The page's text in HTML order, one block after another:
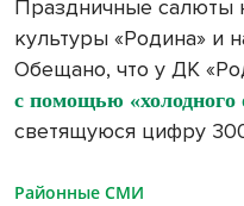
Праздничные салюты
культуры «Родина» и
Обещано, что у ДК
с помощью «холодного
светящуюся цифру
Районные СМИ